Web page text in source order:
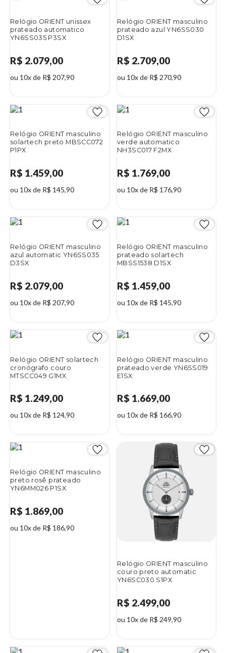
Relógio ORIENT unissex
prateado automatico
YN6SS035 P3SX
R$ 2.079,00
ou 10x de R$ 207,90
Relógio ORIENT masculino
prateado azul YN6SS030
D1SX
R$ 2.709,00
ou 10x de R$ 270,90
Relógio ORIENT masculino
solartech preto MBSCC072
P1PX
R$ 1.459,00
ou 10x de R$ 145,90
Relógio ORIENT masculino
verde automatico
NH3SC017 F2MX
R$ 1.769,00
ou 10x de R$ 176,90
Relógio ORIENT masculino
azul automatic YN6SS035
D3SX
R$ 2.079,00
ou 10x de R$ 207,90
Relógio ORIENT masculino
prateado solartech
MBSS1538 D1SX
R$ 1.459,00
ou 10x de R$ 145,90
Relógio ORIENT solartech
cronógrafo couro
MTSCC049 G1MX
R$ 1.249,00
ou 10x de R$ 124,90
Relógio ORIENT masculino
prateado verde YN6SS019
E1SX
R$ 1.669,00
ou 10x de R$ 166,90
Relógio ORIENT masculino
preto rosê prateado
YN6MM026 P1SX
R$ 1.869,00
ou 10x de R$ 186,90
Relógio ORIENT masculino
couro preto automatic
YN6SC030 S1PX
R$ 2.499,00
ou 10x de R$ 249,90